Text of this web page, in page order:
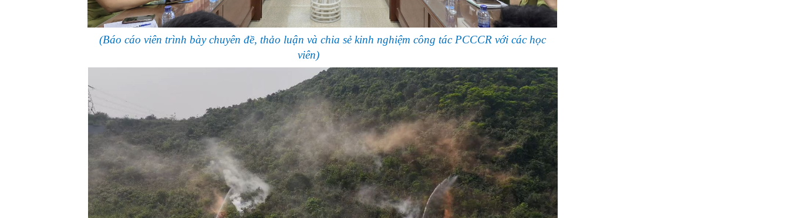
(Báo cáo viên trình bày chuyên đề, thảo luận và chia sẻ kinh nghiệm công tác PCCCR với các học
viên)